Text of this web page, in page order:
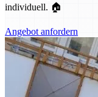
individuell. 🏠
Angebot anfordern